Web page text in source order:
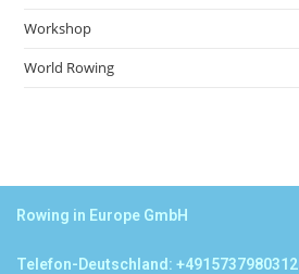
Workshop
World Rowing
Rowing in Europe GmbH
Telefon-Deutschland: +4915737980312